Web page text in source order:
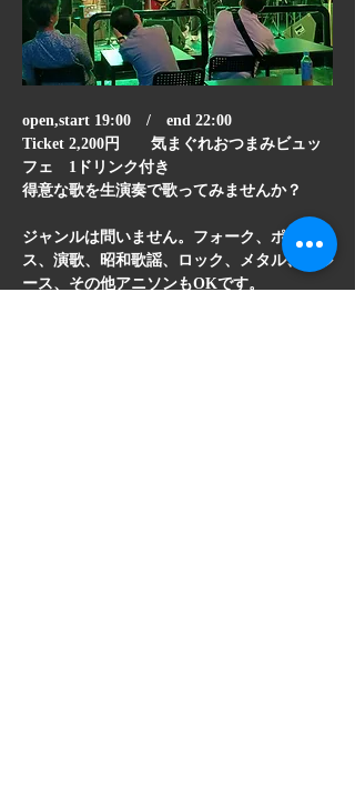
open,start 19:00　/　end 22:00
Ticket 2,200円　　気まぐれおつまみビュッ
フェ　1ドリンク付き
得意な歌を生演奏で歌ってみませんか？
ジャンルは問いません。フォーク、ポップ
ス、演歌、昭和歌謡、ロック、メタル、ブル
ース、その他アニソンもOKです。